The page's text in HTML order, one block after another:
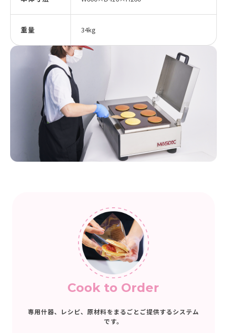
重量 34kg
Cook to Order
専用什器、レシピ、原材料をまるごとご提供するシステム
です。